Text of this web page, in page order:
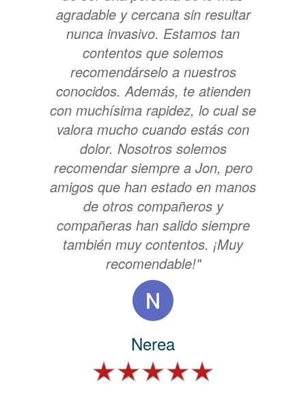
agradable y cercana sin resultar
nunca invasivo. Estamos tan
contentos que solemos
recomendárselo a nuestros
conocidos. Además, te atienden
con muchísima rapidez, lo cual se
valora mucho cuando estás con
dolor. Nosotros solemos
recomendar siempre a Jon, pero
amigos que han estado en manos
de otros compañeros y
compañeras han salido siempre
también muy contentos. ¡Muy
recomendable!"
Nerea